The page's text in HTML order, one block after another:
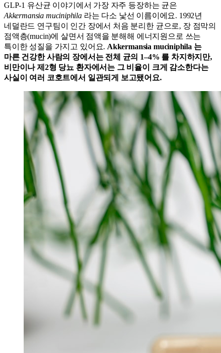
GLP-1 유산균 이야기에서 가장 자주 등장하는 균은
Akkermansia muciniphila라는 다소 낯선 이름이에요. 1992년
네덜란드 연구팀이 인간 장에서 처음 분리한 균으로, 장 점막의
점액층(mucin)에 살면서 점액을 분해해 에너지원으로 쓰는
특이한 성질을 가지고 있어요.Akkermansia muciniphila 는
마른 건강한 사람의 장에서는 전체 균의 1–4% 를 차지하지만,
비만이나 제2형 당뇨 환자에서는 그 비율이 크게 감소한다는
사실이 여러 코호트에서 일관되게 보고됐어요.